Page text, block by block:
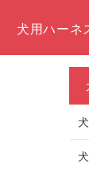
犬用ハーネ